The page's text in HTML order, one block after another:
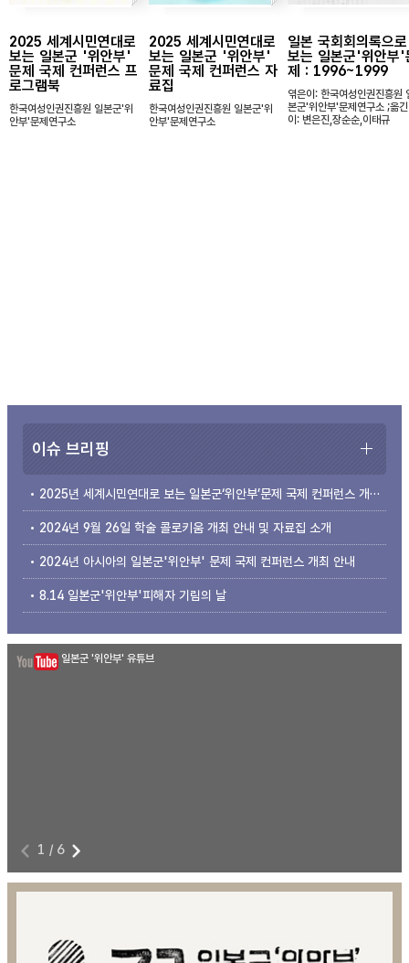
2025 세계시민연대로
보는 일본군 '위안부'
문제 국제 컨퍼런스 프
로그램북
한국여성인권진흥원 일본군'위
안부'문제연구소
2025 세계시민연대로
보는 일본군 '위안부'
문제 국제 컨퍼런스 자
료집
한국여성인권진흥원 일본군'위
안부'문제연구소
일본 국회회의록으로
보는 일본군'위안부'
제 : 1996~1999
엮은이: 한국여성인권진흥원
본군'위안부'문제연구소 ;옮긴
이: 변은진,장순순,이태규
이슈 브리핑
2025년 세계시민연대로 보는 일본군‘위안부’문제 국제 컨퍼런스 개최 안내
2024년 9월 26일 학술 콜로키움 개최 안내 및 자료집 소개
2024년 아시아의 일본군'위안부' 문제 국제 컨퍼런스 개최 안내
8.14 일본군'위안부'피해자 기림의 날
일본군 '위안부' 유튜브
본 영상물은 아카이브814 제공을 위해 제작된 영상콘텐츠이다.
1 / 6